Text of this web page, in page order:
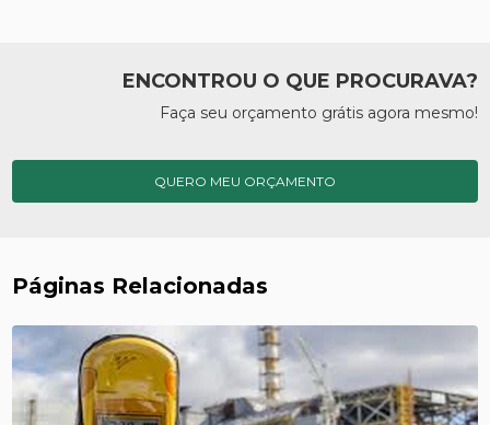
ENCONTROU O QUE PROCURAVA?
Faça seu orçamento grátis agora mesmo!
QUERO MEU ORÇAMENTO
Páginas Relacionadas